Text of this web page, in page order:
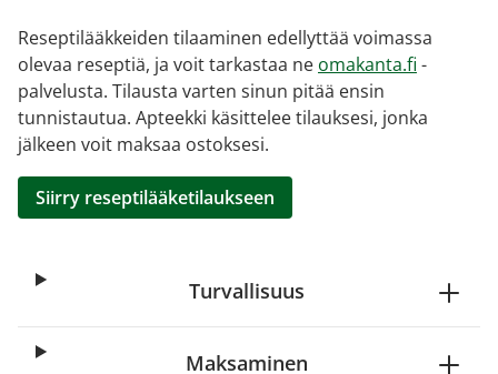
Reseptilääkkeiden tilaaminen edellyttää voimassa
olevaa reseptiä, ja voit tarkastaa ne omakanta.fi -
palvelusta. Tilausta varten sinun pitää ensin
tunnistautua. Apteekki käsittelee tilauksesi, jonka
jälkeen voit maksaa ostoksesi.
Siirry reseptilääketilaukseen
Turvallisuus
Maksaminen